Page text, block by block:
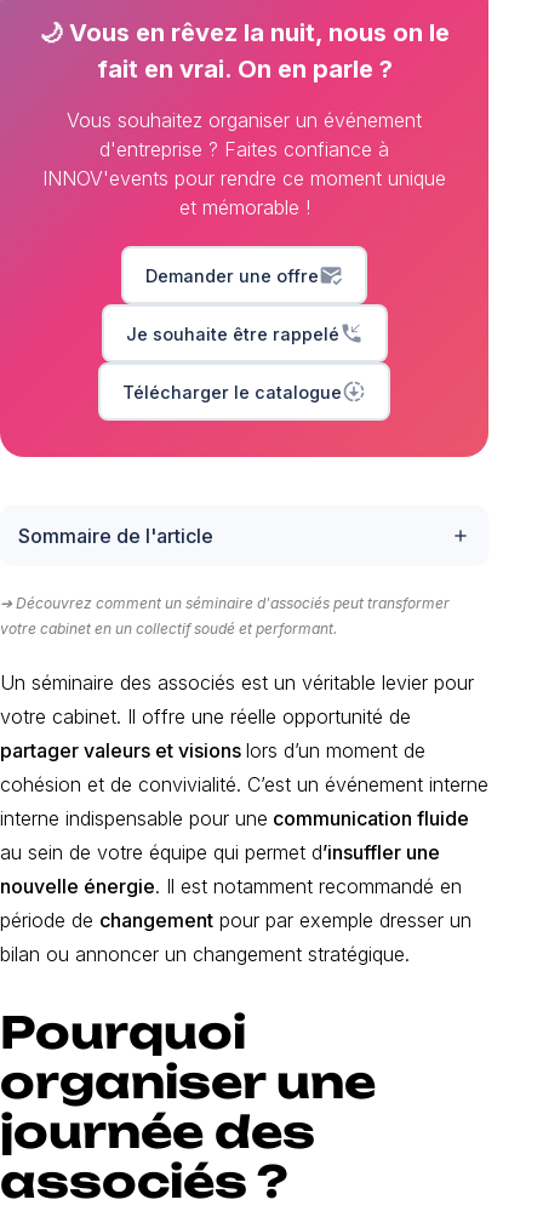
🌙 Vous en rêvez la nuit, nous on le
fait en vrai. On en parle ?
Vous souhaitez organiser un événement
d'entreprise ? Faites confiance à
INNOV'events pour rendre ce moment unique
et mémorable !
Demander une offremark_email_read
Je souhaite être rappeléphone_callback
Télécharger le cataloguedownloading
Sommaire de l'article add
➔ Découvrez comment un séminaire d'associés peut transformer
votre cabinet en un collectif soudé et performant.
Un séminaire des associés est un véritable levier pour
votre cabinet. Il offre une réelle opportunité de
partager valeurs et visions lors d’un moment de
cohésion et de convivialité. C’est un événement interne
interne indispensable pour une communication fluide
au sein de votre équipe qui permet d’insuffler une
nouvelle énergie. Il est notamment recommandé en
période de changement pour par exemple dresser un
bilan ou annoncer un changement stratégique.
Pourquoi
organiser une
journée des
associés ?